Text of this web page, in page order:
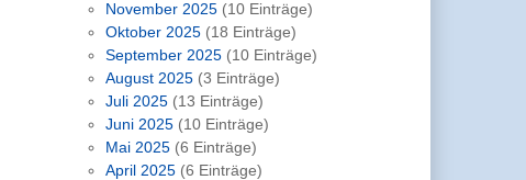
November 2025 (10 Einträge)
Oktober 2025 (18 Einträge)
September 2025 (10 Einträge)
August 2025 (3 Einträge)
Juli 2025 (13 Einträge)
Juni 2025 (10 Einträge)
Mai 2025 (6 Einträge)
April 2025 (6 Einträge)